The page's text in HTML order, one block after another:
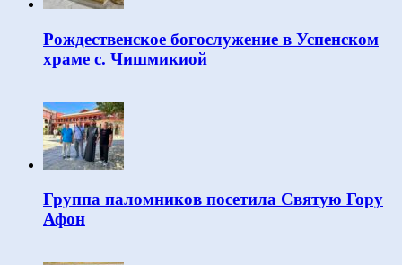
Рождественское богослужение в Успенском
храме с. Чишмикиой
Группа паломников посетила Святую Гору
Афон